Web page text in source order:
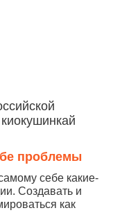
проблемы
себе какие-
Создавать и
как